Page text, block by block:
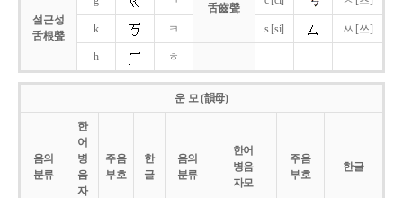
舌齒聲
설근성
舌根聲
k ㅋ s [si] ㅆ [쓰]
h ㅎ
운 모 (韻母)
음의
분류
한
어
병
음
자
주음
부호
한
글
음의
분류
한어
병음
자모
주음
부호
한글